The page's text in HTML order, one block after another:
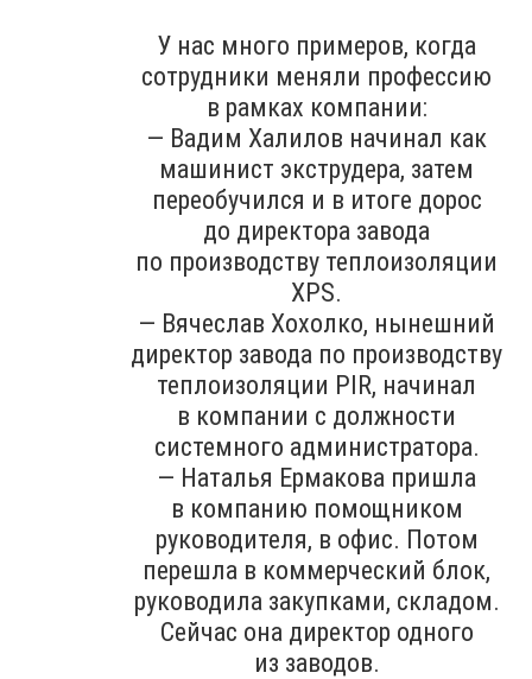
У нас много примеров, когда
сотрудники меняли профессию
в рамках компании:
— Вадим Халилов начинал как
машинист экструдера, затем
переобучился и в итоге дорос
до директора завода
по производству теплоизоляции
XPS.
— Вячеслав Хохолко, нынешний
директор завода по производству
теплоизоляции PIR, начинал
в компании с должности
системного администратора.
— Наталья Ермакова пришла
в компанию помощником
руководителя, в офис. Потом
перешла в коммерческий блок,
руководила закупками, складом.
Сейчас она директор одного
из заводов.